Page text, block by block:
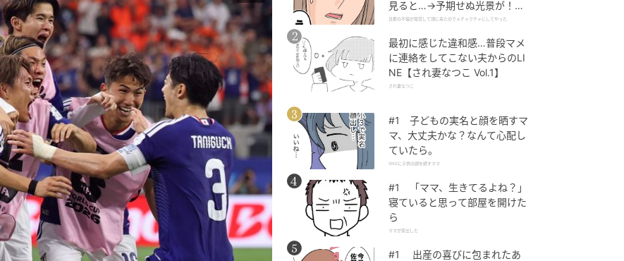
見ると…→予期せぬ光景が！｜
旦那の不倫が発覚して頭に来た
旦那の不倫が発覚して頭に来たのでメチャクチャにしてやった
最初に感じた違和感…普段マメ
に連絡をしてこない夫からのLI
NE【され妻なつこ Vol.1】
され妻なつこ
#1 子どもの実名と顔を晒すマ
マ、大丈夫かな？なんて心配し
ていたら。
SNSに子供の顔を晒すママ
#1 「ママ、生きてるよね？」
寝ていると思って部屋を開けた
ら
ママが家出した
#1 出産の喜びに包まれたあ